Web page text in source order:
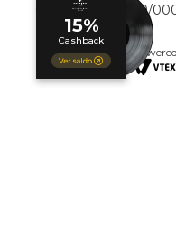
CNPJ: 00.952.789/